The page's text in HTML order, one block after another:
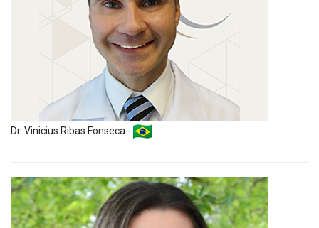
Dr. Vinicius Ribas Fonseca -